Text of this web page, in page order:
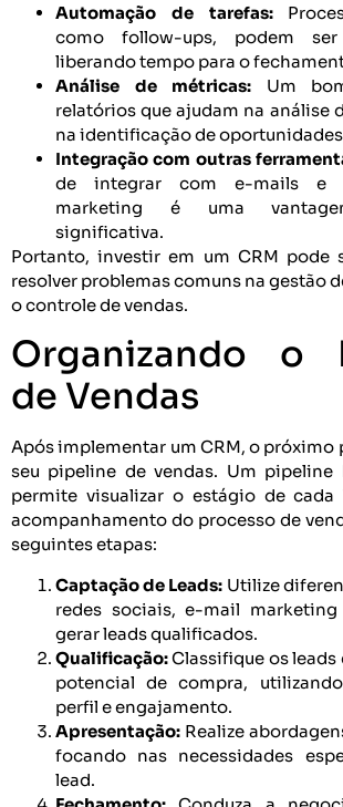
Automação de tarefas:
como follow-ups, podem ser
liberando tempo para o
Análise de métricas: Um
relatórios que ajudam na análise
na identificação de
Integração com outras
de integrar com e-mails e
marketing é uma
significativa.
Portanto, investir em um CRM pode
resolver problemas comuns na gestão
o controle de vendas.
Organizando o
de Vendas
Após implementar um CRM, o próximo
seu pipeline de vendas. Um pipeline
permite visualizar o estágio de
acompanhamento do processo de
seguintes etapas:
Captação de Leads: Utilize
redes sociais, e-mail
gerar leads qualificados.
Qualificação:Classifique os leads
potencial de compra,
perfil e engajamento.
Apresentação: Realize
focando nas necessidades
lead.